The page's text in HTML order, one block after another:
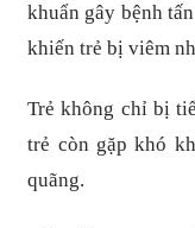
khuẩn gây bệnh
khiến trẻ bị viêm
Trẻ không chỉ bị
trẻ còn gặp khó
quãng.